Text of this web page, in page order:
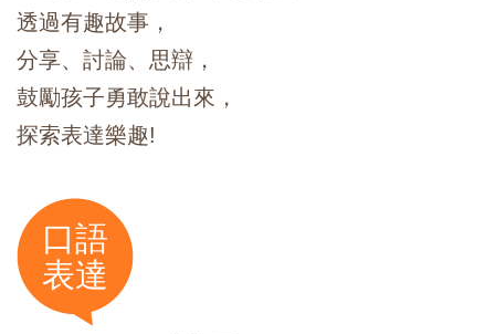
透過有趣故事，
分享、討論、思辯，
鼓勵孩子勇敢說出來，
探索表達樂趣!
口語
表達